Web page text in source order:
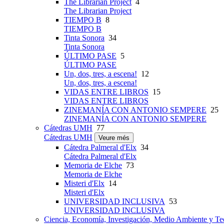
The Librarian Project 4
The Librarian Project
TIEMPO B 8
TIEMPO B
Tinta Sonora 34
Tinta Sonora
ÚLTIMO PASE 5
ÚLTIMO PASE
Un, dos, tres, a escena! 12
Un, dos, tres, a escena!
VIDAS ENTRE LIBROS 15
VIDAS ENTRE LIBROS
ZINEMANÍA CON ANTONIO SEMPERE 25
ZINEMANÍA CON ANTONIO SEMPERE
Cátedras UMH 77
Cátedras UMH
Veure més
Cátedra Palmeral d'Elx 34
Cátedra Palmeral d'Elx
Memoria de Elche 73
Memoria de Elche
Misteri d'Elx 14
Misteri d'Elx
UNIVERSIDAD INCLUSIVA
53
UNIVERSIDAD INCLUSIVA
Ciencia, Economía, Investigación, Medio Ambiente y